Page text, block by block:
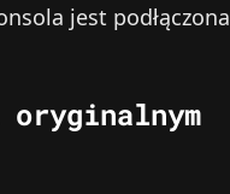
jest podłączona